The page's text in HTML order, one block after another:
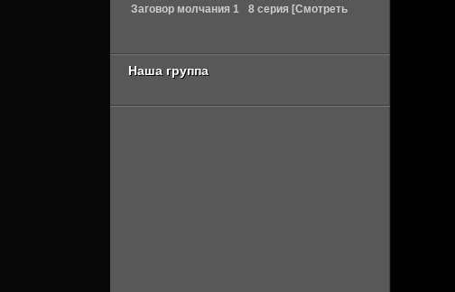
Заговор молчания 1
8 серия [Смотреть
Наша группа